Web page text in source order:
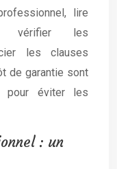
lire
vérifier les
les clauses
de garantie sont
pour éviter les
: un